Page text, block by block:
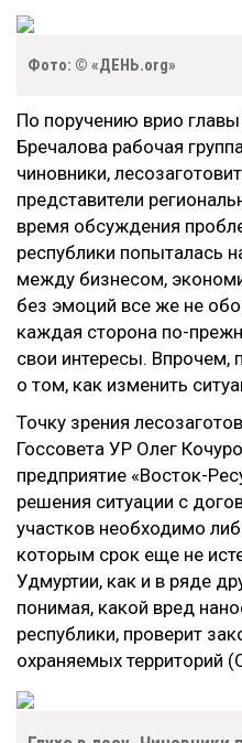
Фото: © «ДЕНЬ.org»
По поручению врио
Бречалова рабочая
чиновники,
представители
время обсуждения
республики попыталась
между бизнесом,
без эмоций все же не
каждая сторона по-
свои интересы. Впрочем,
о том, как изменить
Точку зрения
Госсовета УР Олег
предприятие «Восток-
решения ситуации с
участков необходимо
которым срок еще не
Удмуртии, как и в ряде
понимая, какой вред
республики, проверит
охраняемых территорий